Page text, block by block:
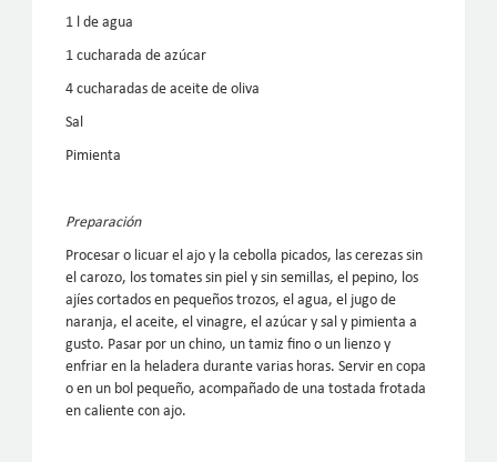
1 l de agua
1 cucharada de azúcar
4 cucharadas de aceite de oliva
Sal
Pimienta
Preparación
Procesar o licuar el ajo y la cebolla picados, las cerezas sin
el carozo, los tomates sin piel y sin semillas, el pepino, los
ajíes cortados en pequeños trozos, el agua, el jugo de
naranja, el aceite, el vinagre, el azúcar y sal y pimienta a
gusto. Pasar por un chino, un tamiz fino o un lienzo y
enfriar en la heladera durante varias horas. Servir en copa
o en un bol pequeño, acompañado de una tostada frotada
en caliente con ajo.